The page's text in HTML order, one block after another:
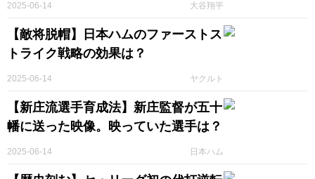
大谷翔平
2025-06-14
【敵将脱帽】日本ハムのファーストス
トライク戦略の効果は？
ヤクルト
2025-06-14
【新庄流選手育成法】新庄監督が五十
幡に送った映像。映っていた選手は？
日本ハム
2025-06-14